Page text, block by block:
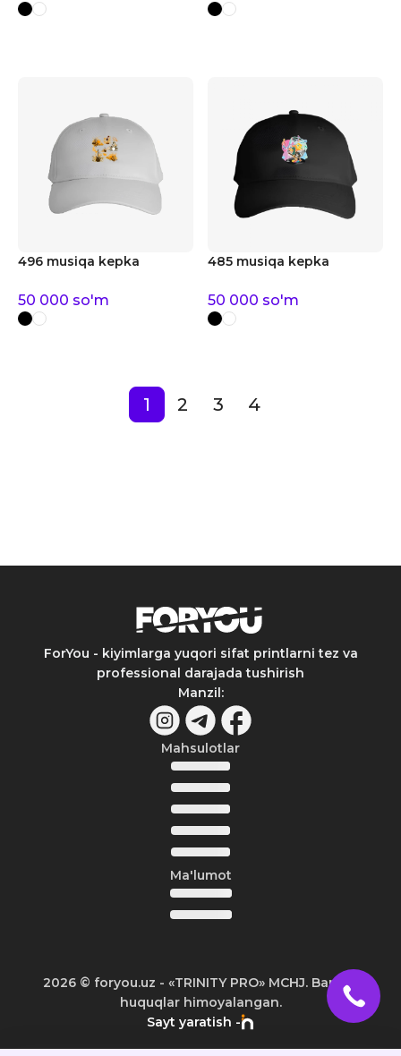
496 musiqa kepka
50 000 so'm
485 musiqa kepka
50 000 so'm
1 2 3 4
ForYou - kiyimlarga yuqori sifat printlarni tez va
professional darajada tushirish
Manzil:
Mahsulotlar
Ma'lumot
2026© foryou.uz - «TRINITY PRO» MCHJ. Barcha
huquqlar himoyalangan.
Sayt yaratish -